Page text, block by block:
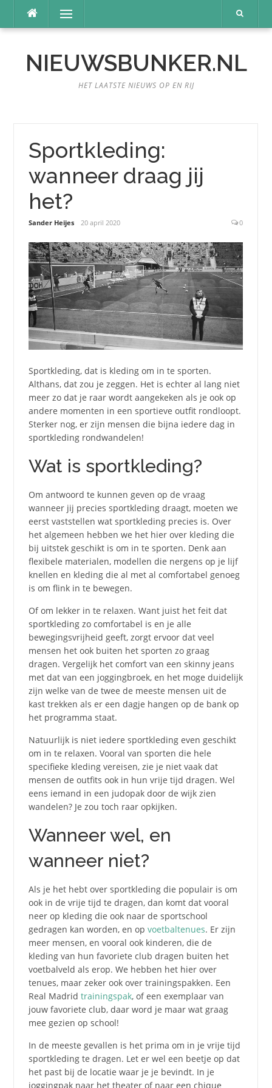
inhoud
Menu
NIEUWSBUNKER.NL
HET LAATSTE NIEUWS OP EN RIJ
Sportkleding:
wanneer draag jij
het?
Sander Heijes 20 april 2020 0
Sportkleding, dat is kleding om in te sporten.
Althans, dat zou je zeggen. Het is echter al lang niet
meer zo dat je raar wordt aangekeken als je ook op
andere momenten in een sportieve outfit rondloopt.
Sterker nog, er zijn mensen die bijna iedere dag in
sportkleding rondwandelen!
Wat is sportkleding?
Om antwoord te kunnen geven op de vraag
wanneer jij precies sportkleding draagt, moeten we
eerst vaststellen wat sportkleding precies is. Over
het algemeen hebben we het hier over kleding die
bij uitstek geschikt is om in te sporten. Denk aan
flexibele materialen, modellen die nergens op je lijf
knellen en kleding die al met al comfortabel genoeg
is om flink in te bewegen.
Of om lekker in te relaxen. Want juist het feit dat
sportkleding zo comfortabel is en je alle
bewegingsvrijheid geeft, zorgt ervoor dat veel
mensen het ook buiten het sporten zo graag
dragen. Vergelijk het comfort van een skinny jeans
met dat van een joggingbroek, en het moge duidelijk
zijn welke van de twee de meeste mensen uit de
kast trekken als er een dagje hangen op de bank op
het programma staat.
Natuurlijk is niet iedere sportkleding even geschikt
om in te relaxen. Vooral van sporten die hele
specifieke kleding vereisen, zie je niet vaak dat
mensen de outfits ook in hun vrije tijd dragen. Wel
eens iemand in een judopak door de wijk zien
wandelen? Je zou toch raar opkijken.
Wanneer wel, en
wanneer niet?
Als je het hebt over sportkleding die populair is om
ook in de vrije tijd te dragen, dan komt dat vooral
neer op kleding die ook naar de sportschool
gedragen kan worden, en op voetbaltenues. Er zijn
meer mensen, en vooral ook kinderen, die de
kleding van hun favoriete club dragen buiten het
voetbalveld als erop. We hebben het hier over
tenues, maar zeker ook over trainingspakken. Een
Real Madrid trainingspak, of een exemplaar van
jouw favoriete club, daar word je maar wat graag
mee gezien op school!
In de meeste gevallen is het prima om in je vrije tijd
sportkleding te dragen. Let er wel een beetje op dat
het past bij de locatie waar je je bevindt. In je
joggingpak naar het theater of naar een chique